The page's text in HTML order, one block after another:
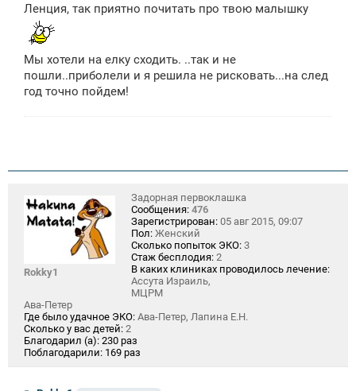
б
щ
е
н
и
е
Ленция, так приятно почитать про твою малышку
Мы хотели на елку сходить. ..так и не
пошли..приболели и я решила не рисковать...на след
год точно пойдем!
Rokky1
Задорная первоклашка
Сообщения: 476
Зарегистрирован: 05 авг 2015, 09:07
Пол: Женский
Сколько попыток ЭКО: 3
Стаж бесплодия: 2
В каких клиниках проводилось лечение:
Ассута Израиль,
МЦРМ
Ава-Петер
Где было удачное ЭКО: Ава-Петер, Лапина Е.Н.
Сколько у вас детей: 2
Благодарил (а): 230 раз
Поблагодарили: 169 раз